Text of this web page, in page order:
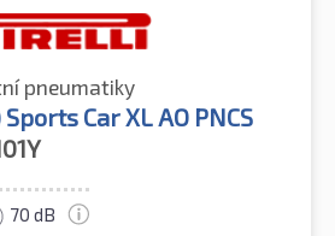
pneumatiky
Car XL AO PNCS
70 dB